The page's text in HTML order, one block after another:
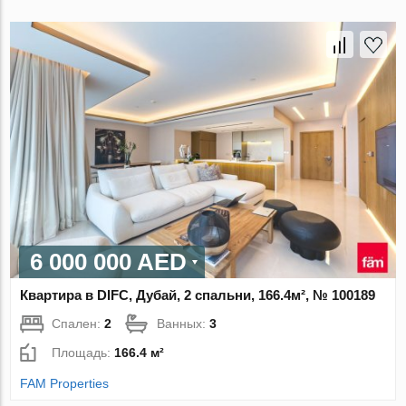
6 000 000 AED
Квартира в DIFC, Дубай, 2 спальни, 166.4м², № 100189
Спален:2 Ванных:3
Площадь:166.4 м²
FAM Properties